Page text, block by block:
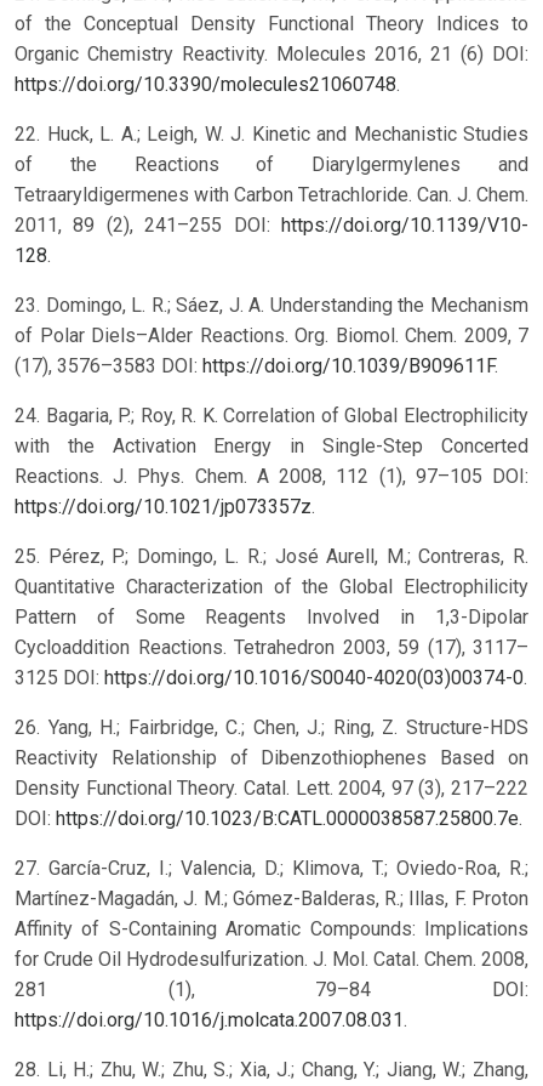
of the Conceptual Density Functional Theory Indices to
Organic Chemistry Reactivity. Molecules 2016, 21 (6) DOI:
https://doi.org/10.3390/molecules21060748.
22. Huck, L. A.; Leigh, W. J. Kinetic and Mechanistic Studies
of the Reactions of Diarylgermylenes and
Tetraaryldigermenes with Carbon Tetrachloride. Can. J. Chem.
2011, 89 (2), 241–255 DOI: https://doi.org/10.1139/V10-
128.
23. Domingo, L. R.; Sáez, J. A. Understanding the Mechanism
of Polar Diels–Alder Reactions. Org. Biomol. Chem. 2009, 7
(17), 3576–3583 DOI: https://doi.org/10.1039/B909611F.
24. Bagaria, P.; Roy, R. K. Correlation of Global Electrophilicity
with the Activation Energy in Single-Step Concerted
Reactions. J. Phys. Chem. A 2008, 112 (1), 97–105 DOI:
https://doi.org/10.1021/jp073357z.
25. Pérez, P.; Domingo, L. R.; José Aurell, M.; Contreras, R.
Quantitative Characterization of the Global Electrophilicity
Pattern of Some Reagents Involved in 1,3-Dipolar
Cycloaddition Reactions. Tetrahedron 2003, 59 (17), 3117–
3125 DOI: https://doi.org/10.1016/S0040-4020(03)00374-0.
26. Yang, H.; Fairbridge, C.; Chen, J.; Ring, Z. Structure-HDS
Reactivity Relationship of Dibenzothiophenes Based on
Density Functional Theory. Catal. Lett. 2004, 97 (3), 217–222
DOI: https://doi.org/10.1023/B:CATL.0000038587.25800.7e.
27. García-Cruz, I.; Valencia, D.; Klimova, T.; Oviedo-Roa, R.;
Martínez-Magadán, J. M.; Gómez-Balderas, R.; Illas, F. Proton
Affinity of S-Containing Aromatic Compounds: Implications
for Crude Oil Hydrodesulfurization. J. Mol. Catal. Chem. 2008,
281 (1), 79–84 DOI:
https://doi.org/10.1016/j.molcata.2007.08.031.
28. Li, H.; Zhu, W.; Zhu, S.; Xia, J.; Chang, Y.; Jiang, W.; Zhang,